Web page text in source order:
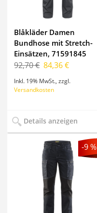
Blåkläder Damen
Bundhose mit Stretch-
Einsätzen, 71591845
92,70 € 84,36 €
Inkl. 19% MwSt. ,zzgl.
Versandkosten
Details anzeigen
-9 %